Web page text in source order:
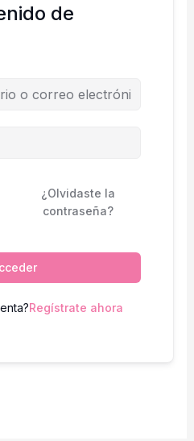
de
¿Olvidaste la
contraseña?
Regístrate ahora